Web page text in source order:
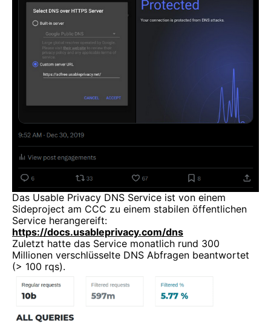
Das Usable Privacy DNS Service ist von einem
Sideproject am CCC zu einem stabilen öffentlichen
Service herangereift:
https://docs.usableprivacy.com/dns
Zuletzt hatte das Service monatlich rund 300
Millionen verschlüsselte DNS Abfragen beantwortet
(> 100 rqs).